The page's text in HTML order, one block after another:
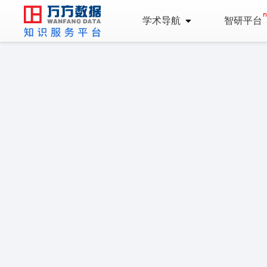
学术导航 智研平台